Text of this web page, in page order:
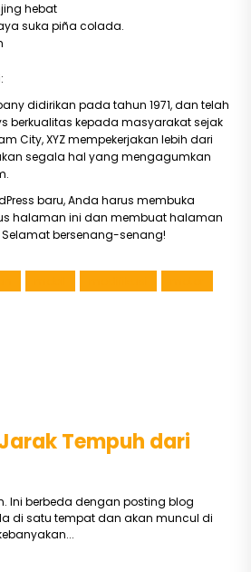
hebat
suka piña colada.
didirikan pada tahun 1971, dan telah
berkualitas kepada masyarakat sejak
City, XYZ mempekerjakan lebih dari
segala hal yang mengagumkan
baru, Anda harus membuka
halaman ini dan membuat halaman
bersenang-senang!
Tempuh dari
Ini berbeda dengan posting blog
di satu tempat dan akan muncul di